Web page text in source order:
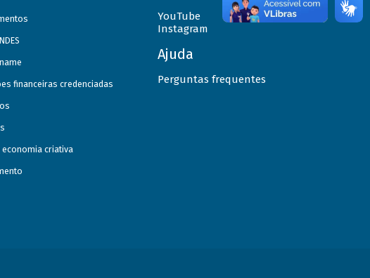
financeiras credenciadas
economia criativa
YouTube
Instagram
Ajuda
Perguntas frequentes